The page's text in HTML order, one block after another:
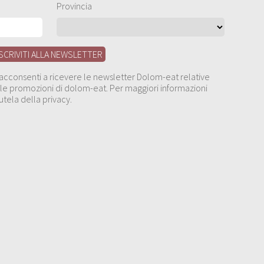
Provincia
a ricevere le newsletter Dolom-eat relative
promozioni di dolom-eat. Per maggiori informazioni
della privacy.